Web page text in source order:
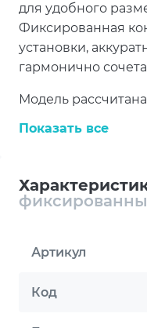
для удобного
Фиксированная
установки,
гармонично
Модель
помещений.
2E
большим
технологично.
Показать все
Артикул
Код